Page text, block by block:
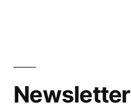
Newsletter